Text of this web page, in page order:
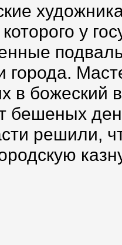
у
города.
в божеский
бешеных
решили,